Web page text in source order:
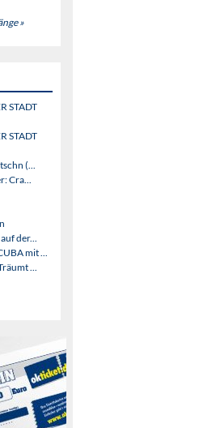
»
STADT
STADT
(...
Cra...
der...
mit ...
...